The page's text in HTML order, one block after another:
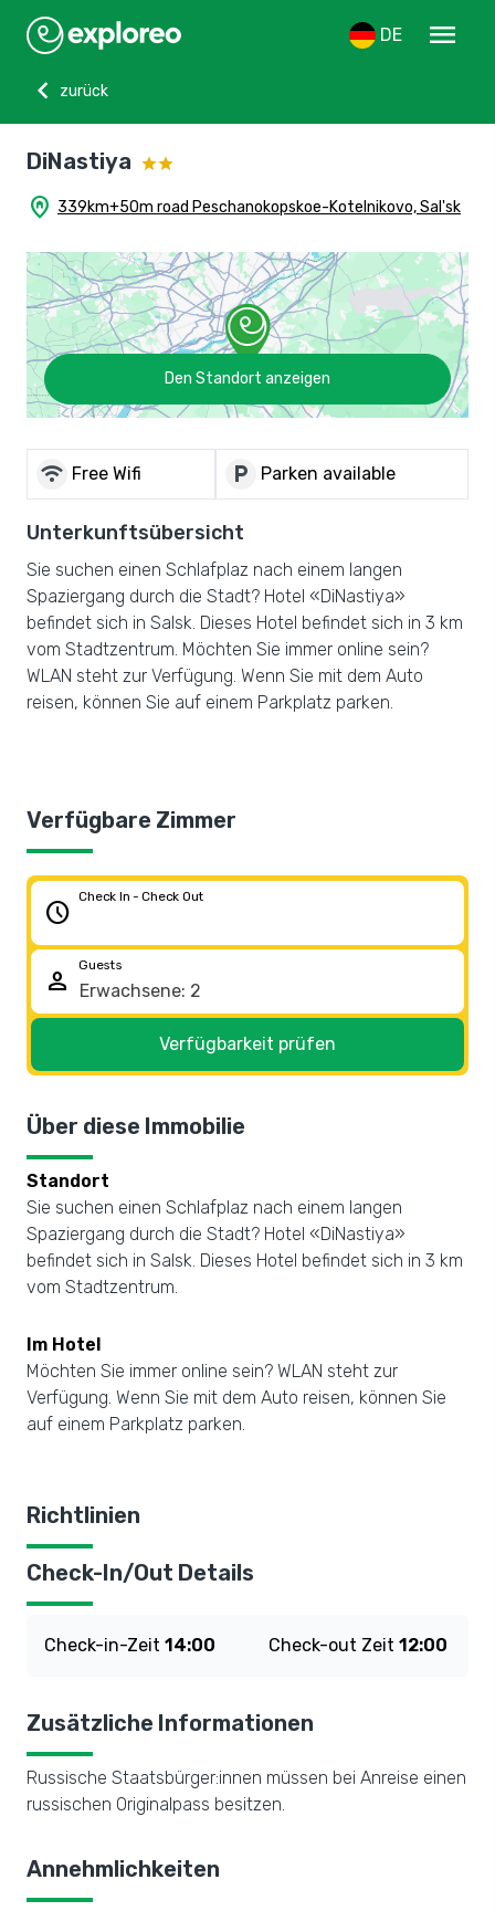
DE
menu
chevron_left
zurück
DiNastiya
home_pin 339km+50m road Peschanokopskoe-Kotelnikovo, Sal'sk
Den Standort anzeigen
wifi Free Wifi local_parking Parken available
Unterkunftsübersicht
Sie suchen einen Schlafplaz nach einem langen
Spaziergang durch die Stadt? Hotel «DiNastiya»
befindet sich in Salsk. Dieses Hotel befindet sich in 3 km
vom Stadtzentrum. Möchten Sie immer online sein?
WLAN steht zur Verfügung. Wenn Sie mit dem Auto
reisen, können Sie auf einem Parkplatz parken.
Verfügbare Zimmer
schedule
Check In - Check Out
person
Guests
Verfügbarkeit prüfen
Über diese Immobilie
Standort
Sie suchen einen Schlafplaz nach einem langen
Spaziergang durch die Stadt? Hotel «DiNastiya»
befindet sich in Salsk. Dieses Hotel befindet sich in 3 km
vom Stadtzentrum.
Im Hotel
Möchten Sie immer online sein? WLAN steht zur
Verfügung. Wenn Sie mit dem Auto reisen, können Sie
auf einem Parkplatz parken.
Richtlinien
Check-In/Out Details
Check-in-Zeit 14:00 Check-out Zeit 12:00
Zusätzliche Informationen
Russische Staatsbürger:innen müssen bei Anreise einen
russischen Originalpass besitzen.
Annehmlichkeiten